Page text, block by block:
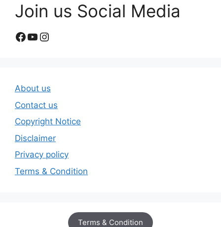
Join us Social Media
Facebook
YouTube
Instagram
About us
Contact us
Copyright Notice
Disclaimer
Privacy policy
Terms & Condition
Terms & Condition